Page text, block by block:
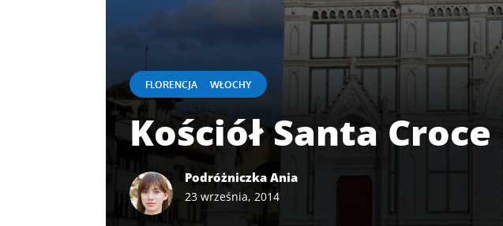
FLORENCJA |WŁOCHY
Kościół Santa Croce
Podróżniczka Ania
23 września, 2014